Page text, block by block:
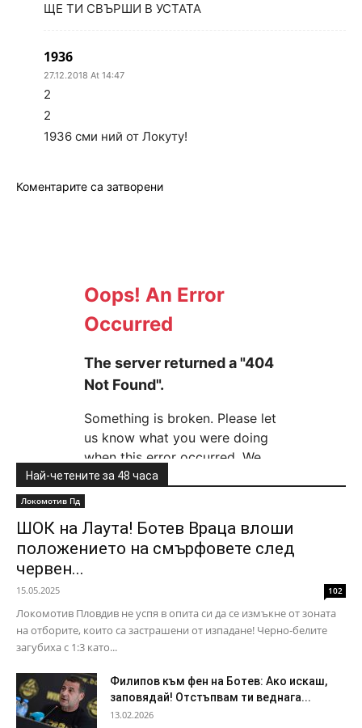
ЩЕ ТИ СВЪРШИ В УСТАТА
1936
27.12.2018 At 14:47
2
2
1936 сми ний от Локуту!
Коментарите са затворени
Най-четените за 48 часа
Локомотив Пд
ШОК на Лаута! Ботев Враца влоши
положението на смърфовете след
червен...
15.05.2025 102
Локомотив Пловдив не успя в опита си да се измъкне от зоната
на отборите, които са застрашени от изпадане! Черно-белите
загубиха с 1:3 като...
Филипов към фен на Ботев: Ако искаш,
заповядай! Отстъпвам ти веднага...
13.02.2026